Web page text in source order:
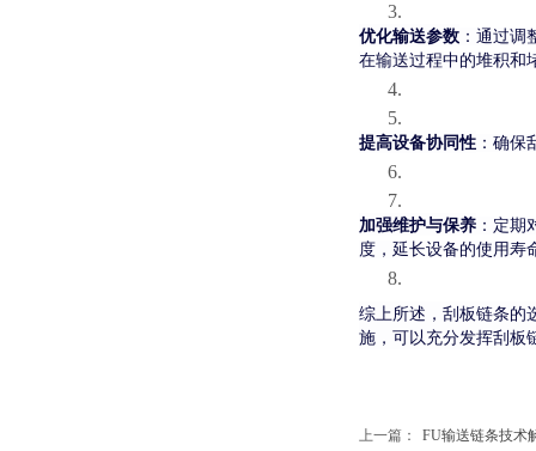
3.
优化输送参数 ：通过
在输送过程中的堆积和
4.
5.
提高设备协同性 ：确
6.
7.
加强维护与保养 ：定
度，延长设备的使用寿
8.
综上所述，刮板链条的
施，可以充分发挥刮板
上一篇： FU输送链条技术